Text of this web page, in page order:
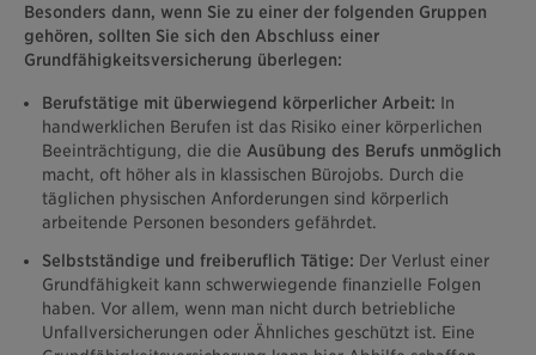
Besonders dann, wenn Sie zu einer der folgenden Gruppen
gehören, sollten Sie sich den Abschluss einer
Grundfähigkeitsversicherung überlegen:
Berufstätige mit überwiegend körperlicher Arbeit: In
handwerklichen Berufen ist das Risiko einer körperlichen
Beeinträchtigung, die die Ausübung des Berufs unmöglich
macht, oft höher als in klassischen Bürojobs. Durch die
täglichen physischen Anforderungen sind körperlich
arbeitende Personen besonders gefährdet.
Selbstständige und freiberuflich Tätige: Der Verlust einer
Grundfähigkeit kann schwerwiegende finanzielle Folgen
haben. Vor allem, wenn man nicht durch betriebliche
Unfallversicherungen oder Ähnliches geschützt ist. Eine